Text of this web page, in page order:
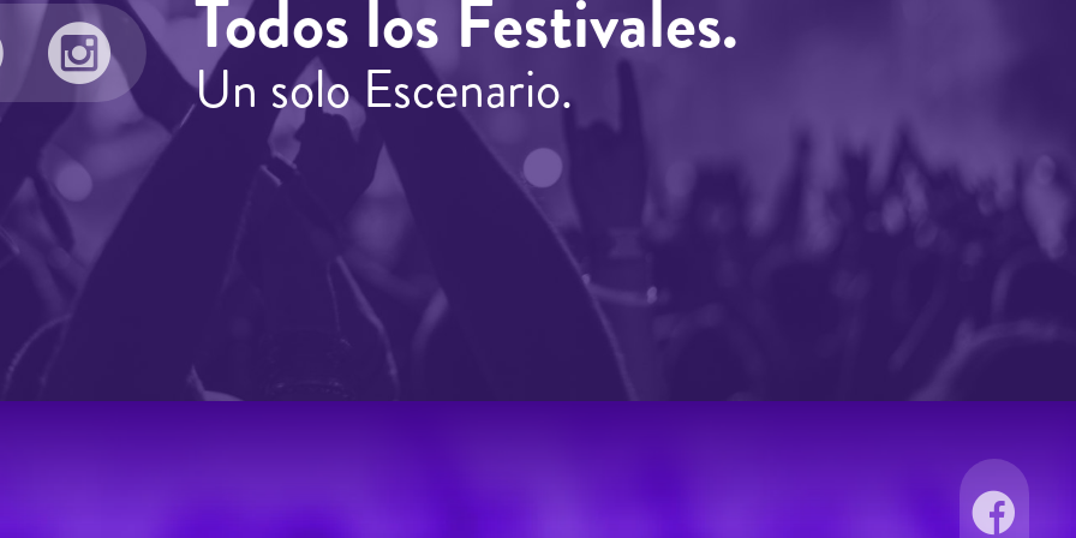
Todos los Festivales.
Un solo Escenario.